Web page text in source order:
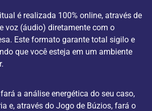
é realizada 100% online, através de
voz (áudio) diretamente com o
Este formato garante total sigilo e
que você esteja em um ambiente
a análise energética do seu caso,
e, através do Jogo de Búzios, fará o